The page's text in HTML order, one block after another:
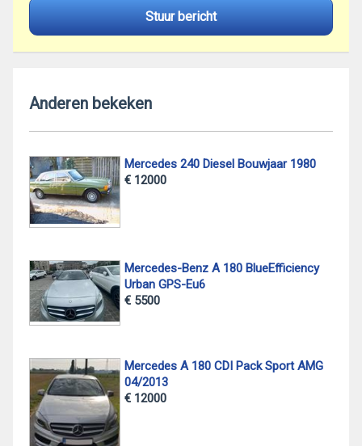
Stuur bericht
Anderen bekeken
Mercedes 240 Diesel Bouwjaar 1980
€ 12000
Mercedes-Benz A 180 BlueEfficiency
Urban GPS-Eu6
€ 5500
Mercedes A 180 CDI Pack Sport AMG
04/2013
€ 12000